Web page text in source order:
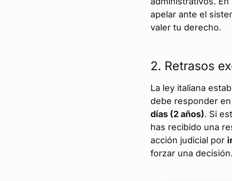
apelar ante el
valer tu derecho.
2. Retrasos
La ley italiana
debe responder
días (2 años). Si
has recibido una
acción judicial por
forzar una decisión.